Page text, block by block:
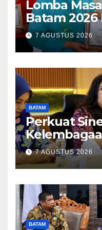
Lomba
Batam
Makan Ikan
7 AGUSTUS 2026
BATAM
Perkuat
dan BPOM
Pelayanan
Obat Aman
7 AGUSTUS 2026
BATAM